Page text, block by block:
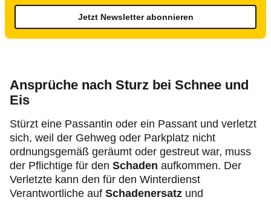
Jetzt Newsletter abonnieren
Ansprüche nach Sturz bei Schnee und
Eis
Stürzt eine Passantin oder ein Passant und verletzt
sich, weil der Gehweg oder Parkplatz nicht
ordnungsgemäß geräumt oder gestreut war, muss
der Pflichtige für den Schaden aufkommen. Der
Verletzte kann den für den Winterdienst
Verantwortliche auf Schadenersatz und